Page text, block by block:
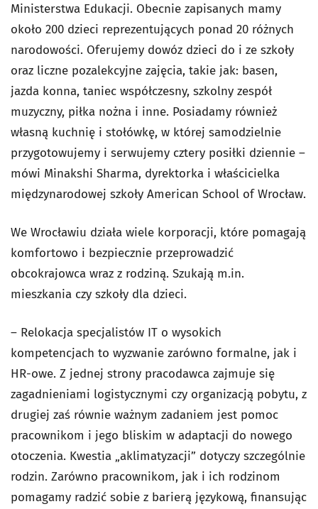
Ministerstwa Edukacji. Obecnie zapisanych mamy
około 200 dzieci reprezentujących ponad 20 różnych
narodowości. Oferujemy dowóz dzieci do i ze szkoły
oraz liczne pozalekcyjne zajęcia, takie jak: basen,
jazda konna, taniec współczesny, szkolny zespół
muzyczny, piłka nożna i inne. Posiadamy również
własną kuchnię i stołówkę, w której samodzielnie
przygotowujemy i serwujemy cztery posiłki dziennie –
mówi Minakshi Sharma, dyrektorka i właścicielka
międzynarodowej szkoły American School of Wrocław.
We Wrocławiu działa wiele korporacji, które pomagają
komfortowo i bezpiecznie przeprowadzić
obcokrajowca wraz z rodziną. Szukają m.in.
mieszkania czy szkoły dla dzieci.
– Relokacja specjalistów IT o wysokich
kompetencjach to wyzwanie zarówno formalne, jak i
HR-owe. Z jednej strony pracodawca zajmuje się
zagadnieniami logistycznymi czy organizacją pobytu, z
drugiej zaś równie ważnym zadaniem jest pomoc
pracownikom i jego bliskim w adaptacji do nowego
otoczenia. Kwestia „aklimatyzacji” dotyczy szczególnie
rodzin. Zarówno pracownikom, jak i ich rodzinom
pomagamy radzić sobie z barierą językową, finansując